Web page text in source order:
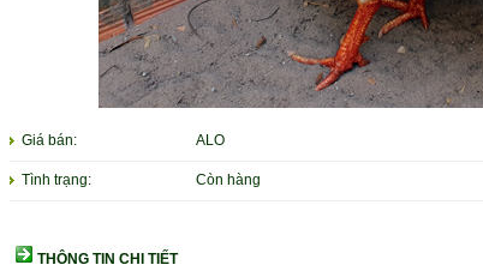
Giá bán: ALO
Tình trạng: Còn hàng
THÔNG TIN CHI TIẾT